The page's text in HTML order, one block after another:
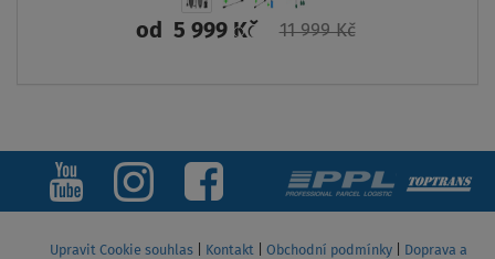
od5 999 Kč 11 999 Kč
Upravit Cookie souhlas Kontakt Obchodní podmínky
Doprava a